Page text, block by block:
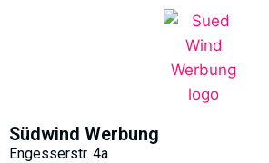
Südwind Werbung
Engesserstr. 4a